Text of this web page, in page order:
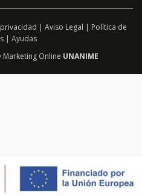
| Aviso Legal | Política de
| Ayudas
Marketing Online UNANIME